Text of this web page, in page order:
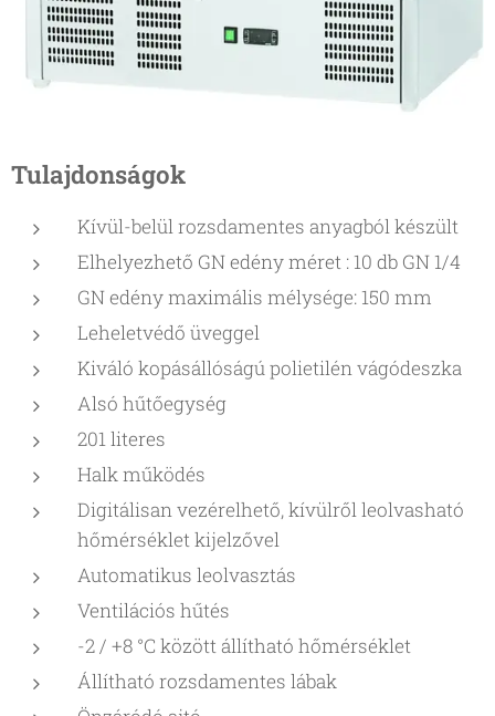
Tulajdonságok
Kívül-belül rozsdamentes anyagból készült
Elhelyezhető GN edény méret : 10 db GN 1/4
GN edény maximális mélysége: 150 mm
Leheletvédő üveggel
Kiváló kopásállóságú polietilén vágódeszka
Alsó hűtőegység
201 literes
Halk működés
Digitálisan vezérelhető, kívülről leolvasható
hőmérséklet kijelzővel
Automatikus leolvasztás
Ventilációs hűtés
-2 / +8 °C között állítható hőmérséklet
Állítható rozsdamentes lábak